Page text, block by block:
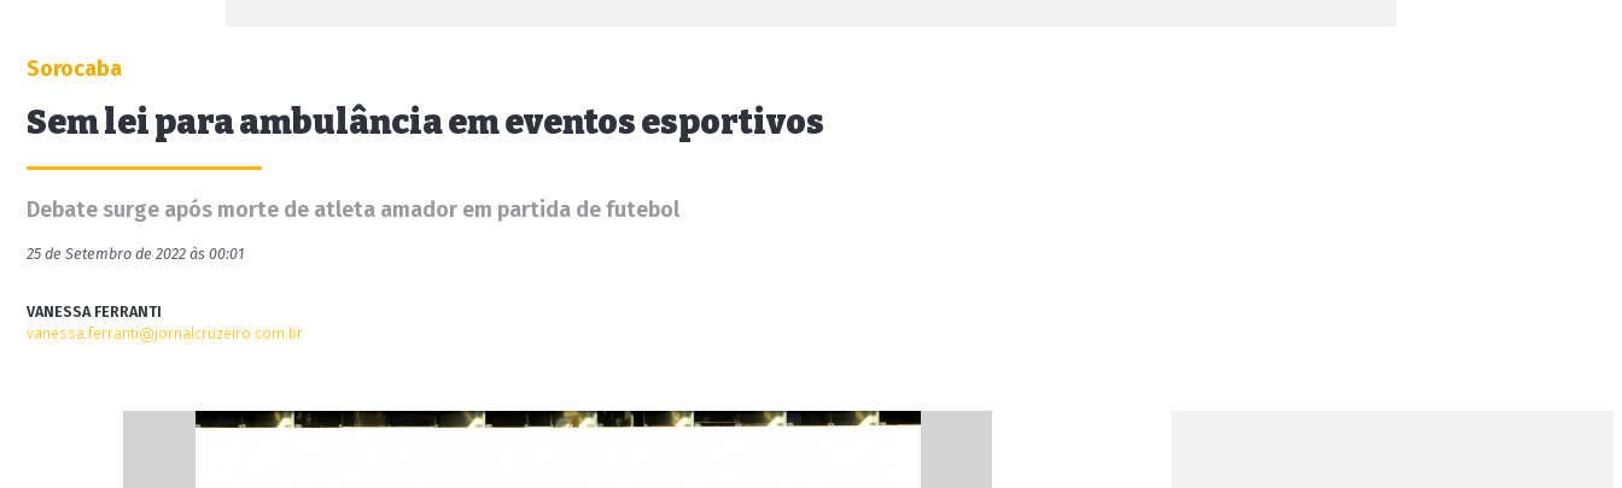
Sorocaba
Sem lei para ambulância em eventos esportivos
Debate surge após morte de atleta amador em partida de futebol
25 de Setembro de 2022 às 00:01
VANESSA FERRANTI
vanessa.ferranti@jornalcruzeiro.com.br